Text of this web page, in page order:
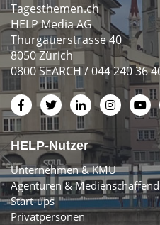
Tagesthemen.ch
HELP Media AG
Thurgauerstrasse 40
8050 Zürich
0800 SEARCH / 044 240 36
HELP-Nutzer
Unternehmen & KMU
Agenturen &
Start-ups
Privatpersonen